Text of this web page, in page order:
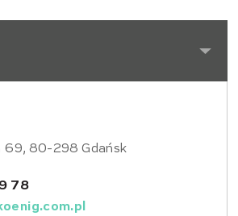
69, 80-298 Gdańsk
78